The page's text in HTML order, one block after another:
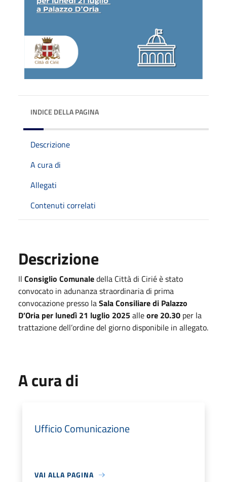
INDICE DELLA PAGINA
Descrizione
A cura di
Allegati
Contenuti correlati
Descrizione
Il Consiglio Comunaledella Città di Cirié è stato
convocato in adunanza straordinaria di prima
convocazione presso laSala Consiliare di Palazzo
D’Oria per lunedì 21 luglio 2025alleore 20.30 per la
trattazione dell’ordine del giorno disponibile in allegato.
A cura di
Ufficio Comunicazione
VAI ALLA PAGINA